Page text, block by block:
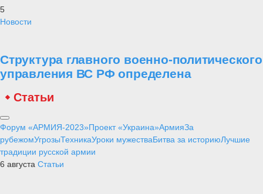
5
Новости
Структура главного военно-политического
управления ВС РФ определена
Статьи
Форум «АРМИЯ-2023»Проект «Украина»АрмияЗа
рубежомУгрозыТехникаУроки мужестваБитва за историюЛучшие
традиции русской армии
6 августа Статьи